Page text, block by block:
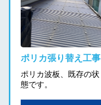
ポリカ張り替え工事
ポリカ波板、既存の状
態です。